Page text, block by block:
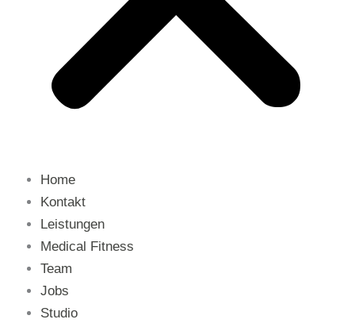
Home
Kontakt
Leistungen
Medical Fitness
Team
Jobs
Studio